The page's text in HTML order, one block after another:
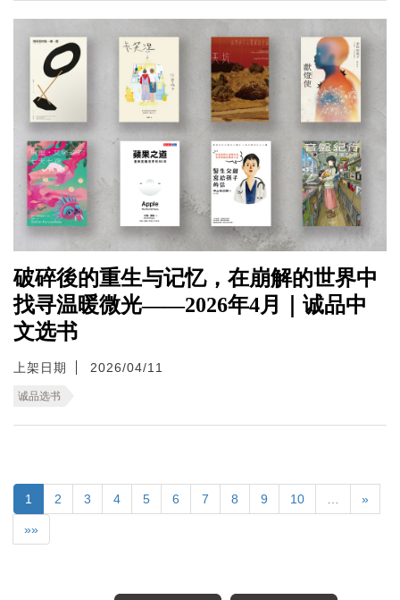
破碎後的重生与记忆，在崩解的世界中
找寻温暖微光——2026年4月｜诚品中
文选书
上架日期 2026/04/11
诚品选书
1 2 3 4 5 6 7 8 9 10 »
»»